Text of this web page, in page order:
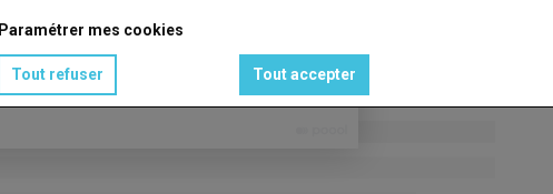
Paramétrer mes cookies
Tout refuser Tout accepter